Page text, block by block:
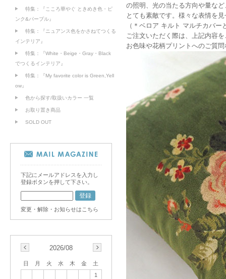
の照明、光の当たる方向や量な
とても素敵です。様々な表情を
（＊ベロア キルト マルチカバ
ご注文いただく際は、上記内容
お色味や花柄プリントへのご質
特集：『こころ華やぐ ときめき色・ピ
ンク&パープル』
特集：『ニュアンス色をかさねてつくる
インテリア』
特集：『White・Beige・Gray・Black
でつくるインテリア』
特集：『My favorite color is Green,Yell
ow』
色から探す/取扱いカラー 一覧
お取り置き商品
SOLD OUT
下記にメールアドレスを入力し
登録ボタンを押して下さい。
変更・解除・お知らせはこちら
2026/08
日 月 火 水 木 金
土
1